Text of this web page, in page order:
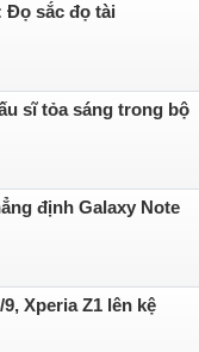
Đọ sắc đọ tài
sĩ tỏa sáng trong bộ
định Galaxy Note
Xperia Z1 lên kệ